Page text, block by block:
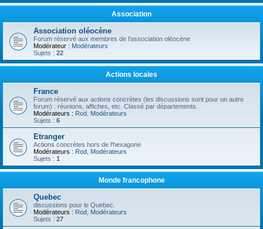
Association
Association oléocène
Forum réservé aux membres de l'association oléocène
Modérateur : Modérateurs
Sujets : 22
Actions locales
France
Forum réservé aux actions concrètes (les discussions sont pour un autre
forum) : réunions, affiches, etc. Classé par départements.
Modérateurs : Rod Modérateurs
Sujets : 6
Etranger
Actions concrètes hors de l'hexagone
Modérateurs : Rod Modérateurs
Sujets : 1
Monde francophone
Quebec
discussions pour le Quebec.
Modérateurs : Rod Modérateurs
Sujets : 27